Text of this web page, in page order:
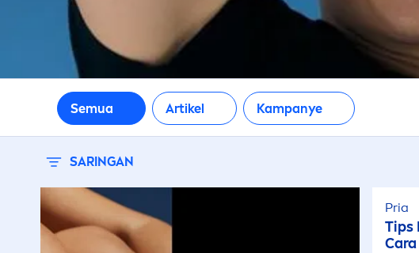
Semua Artikel Kampanye
SARINGAN
Pria
Tips